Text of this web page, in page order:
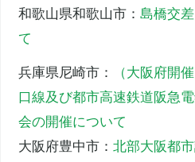
和歌山県和歌山市：島橋交
て
兵庫県尼崎市：
（大阪府開
口線及び都市高速鉄道阪急
会の開催について
大阪府豊中市：北部大阪都